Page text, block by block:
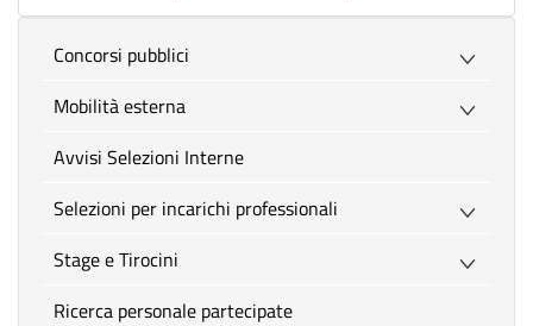
Concorsi pubblici
Mobilità esterna
Avvisi Selezioni Interne
Selezioni per incarichi professionali
Stage e Tirocini
Ricerca personale partecipate